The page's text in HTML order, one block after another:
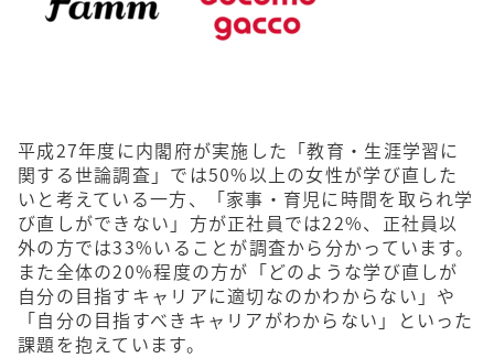
平成27年度に内閣府が実施した「教育・生涯学習に
関する世論調査」では50%以上の女性が学び直した
いと考えている一方、「家事・育児に時間を取られ学
び直しができない」方が正社員では22%、正社員以
外の方では33%いることが調査から分かっています。
また全体の20%程度の方が「どのような学び直しが
自分の目指すキャリアに適切なのかわからない」や
「自分の目指すべきキャリアがわからない」といった
課題を抱えています。